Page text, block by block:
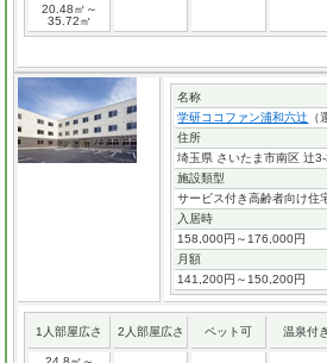
20.48㎡～
35.72㎡
名称
学研ココファン浦和六辻
住所
埼玉県 さいたま市南区 辻
施設類型
サービス付き高齢者向け住
入居時
158,000円～176,000円
月額
141,200円～150,200円
1人部屋広さ 2人部屋広さ ペット可 温泉付き